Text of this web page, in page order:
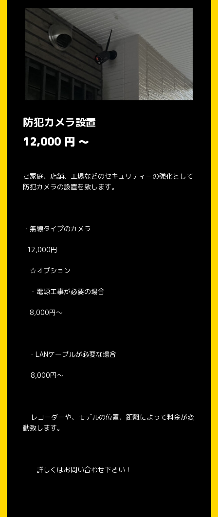
防犯カメラ設置
12,000 円 ～
ご家庭、店舗、工場などのセキュリティーの強化として
防犯カメラの設置を致します。
・無線タイプのカメラ
12,000円
☆オプション
・電源工事が必要の場合
8,000円〜
・LANケーブルが必要な場合
8,000円〜
レコーダーや、モデルの位置、距離によって料金が変
動致します。
詳しくはお問い合わせ下さい！